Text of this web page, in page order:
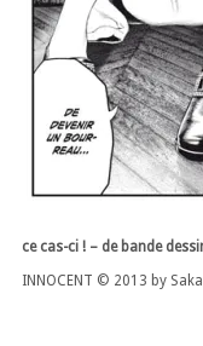
ce cas-ci ! – de bande
INNOCENT © 2013 by